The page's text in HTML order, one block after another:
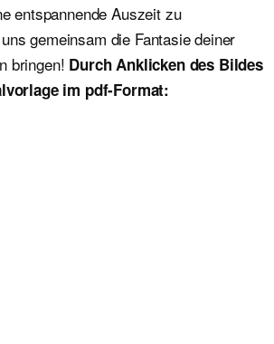
entspannende Auszeit zu
gemeinsam die Fantasie deiner
bringen! Durch Anklicken des Bildes
im pdf-Format: